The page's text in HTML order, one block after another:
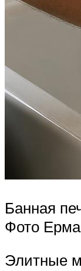
Банная
Фото
Элитные